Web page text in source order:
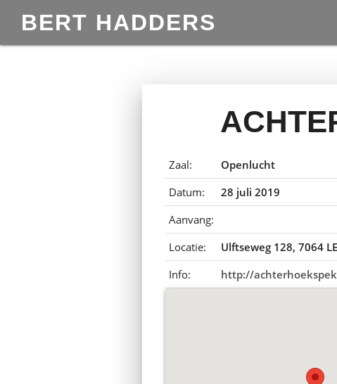
BERT HADDERS
Zaal:
Openlucht
Datum:
28 juli 2019
Aanvang:
Locatie:
Ulftseweg 128, 7064
Info:
http://